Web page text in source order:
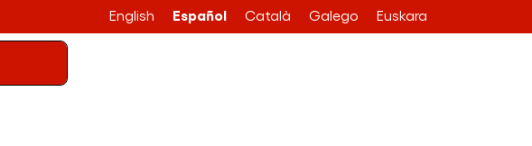
English Español Català Galego Euskara